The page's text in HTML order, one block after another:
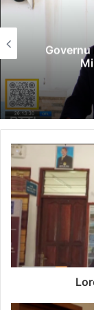
Lei